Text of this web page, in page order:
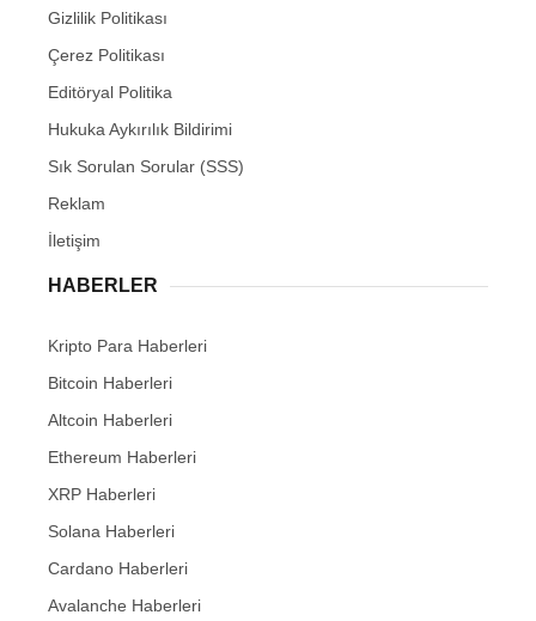
Gizlilik Politikası
Çerez Politikası
Editöryal Politika
Hukuka Aykırılık Bildirimi
Sık Sorulan Sorular (SSS)
Reklam
İletişim
HABERLER
Kripto Para Haberleri
Bitcoin Haberleri
Altcoin Haberleri
Ethereum Haberleri
XRP Haberleri
Solana Haberleri
Cardano Haberleri
Avalanche Haberleri